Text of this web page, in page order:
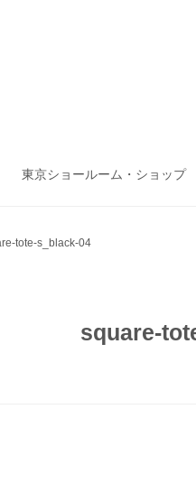
東京ショールーム・ショップ
tote-s_black-04
square-